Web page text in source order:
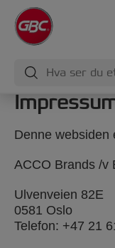
Denne websiden
ACCO Brands /v
Ulvenveien 82E
0581 Oslo
Telefon: +47 21